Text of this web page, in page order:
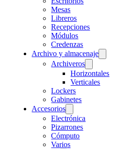
Mesas
Libreros
Recepciones
Módulos
Credenzas
Archivo y almacenaje
Archiveros
Horizontales
Verticales
Lockers
Gabinetes
Accesorios
Electrónica
Pizarrones
Cómputo
Varios